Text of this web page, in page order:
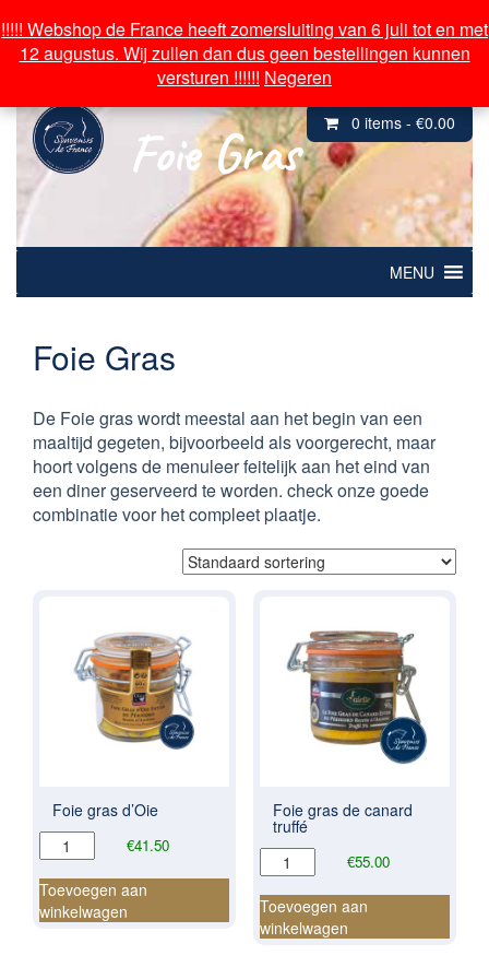
Over souvenirs de France
Inloggen/ Mijn Account
0 items - €0.00
Foie Gras
MENU
Foie Gras
De Foie gras wordt meestal aan het begin van een
maaltijd gegeten, bijvoorbeeld als voorgerecht, maar
hoort volgens de menuleer feitelijk aan het eind van
een diner geserveerd te worden. check onze goede
combinatie voor het compleet plaatje.
Foie gras d’Oie
€41.50
Foie
gras
d'Oie
aantal
Toevoegen aan
winkelwagen
Foie gras de canard
truffé
€55.00
Foie
gras
de
canard
truffé
Toevoegen aan
winkelwagen
!!!!! Webshop de France heeft zomersluiting van 6 juli tot en met
12 augustus. Wij zullen dan dus geen bestellingen kunnen
versturen !!!!!! Negeren
!!!!! Webshop de France heeft zomersluiting van 6 juli tot en met
12 augustus. Wij zullen dan dus geen bestellingen kunnen
versturen !!!!!! Negeren